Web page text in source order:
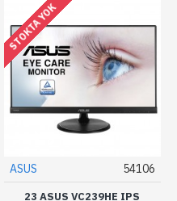
STOKTA YOK
ASUS 54106
23 ASUS VC239HE IPS